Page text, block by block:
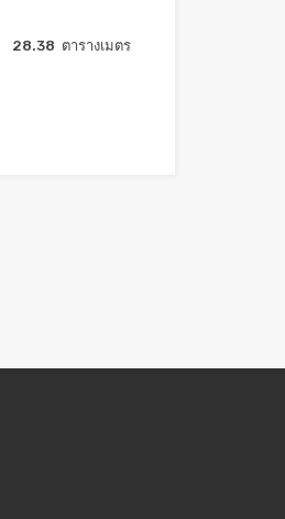
28.38 ตารางเมตร